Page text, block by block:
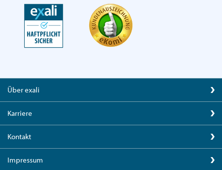
Über exali
Karriere
Kontakt
Impressum